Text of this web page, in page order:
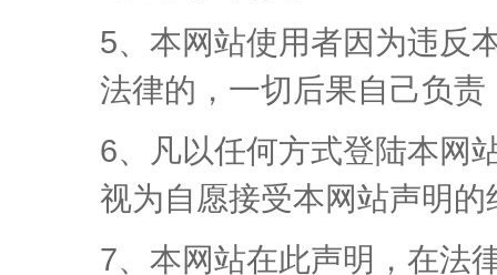
5、本网站使用者因为违反
法律的，一切后果自己负
6、凡以任何方式登陆本网
视为自愿接受本网站声明的
7、本网站在此声明，在法